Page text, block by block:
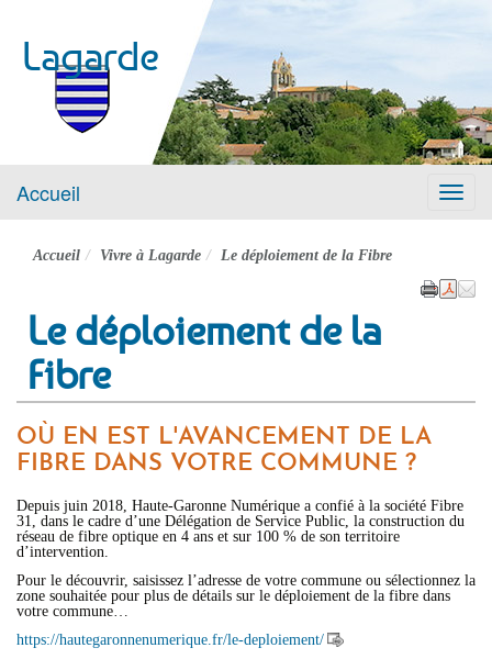
Lagarde
Menu
Accueil
Accueil Vivre à Lagarde Le déploiement de la Fibre
Le déploiement de la
Fibre
OÙ EN EST L'AVANCEMENT DE LA
FIBRE DANS VOTRE COMMUNE ?
Depuis juin 2018, Haute-Garonne Numérique a confié à la société Fibre
31, dans le cadre d’une Délégation de Service Public, la construction du
réseau de fibre optique en 4 ans et sur 100 % de son territoire
d’intervention.
Pour le découvrir, saisissez l’adresse de votre commune ou sélectionnez la
zone souhaitée pour plus de détails sur le déploiement de la fibre dans
votre commune…
https://hautegaronnenumerique.fr/le-deploiement/